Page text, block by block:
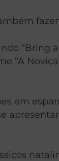
“Bring
“A
em